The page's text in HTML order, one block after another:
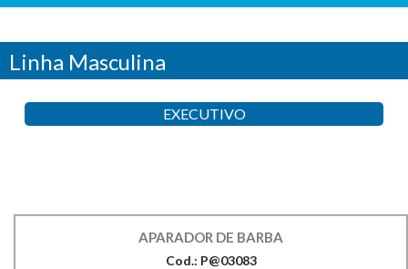
Linha Masculina
EXECUTIVO
APARADOR DE BARBA
Cod.: P@03083